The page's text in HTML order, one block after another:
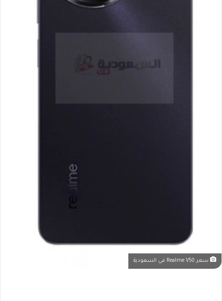
سعر Realme V50 في السعودية